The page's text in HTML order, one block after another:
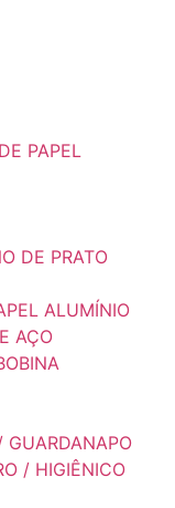
PAPEL
DE PRATO
ALUMÍNIO
AÇO
GUARDANAPO
/ HIGIÊNICO